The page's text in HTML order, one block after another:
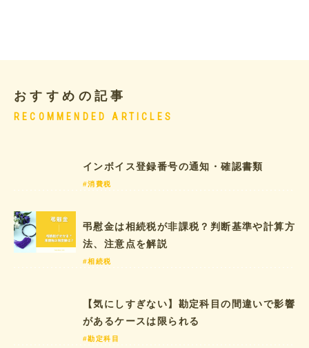
おすすめの記事
RECOMMENDED ARTICLES
インボイス登録番号の通知・確認書類
#消費税
弔慰金は相続税が非課税？判断基準や計算方
法、注意点を解説
#相続税
【気にしすぎない】勘定科目の間違いで影響
があるケースは限られる
#勘定科目